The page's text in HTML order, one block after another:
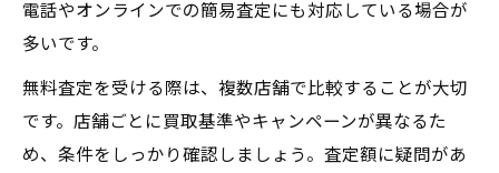
電話やオンラインでの簡易査定にも対応している場合が
多いです。
無料査定を受ける際は、複数店舗で比較することが大切
です。店舗ごとに買取基準やキャンペーンが異なるた
め、条件をしっかり確認しましょう。査定額に疑問があ